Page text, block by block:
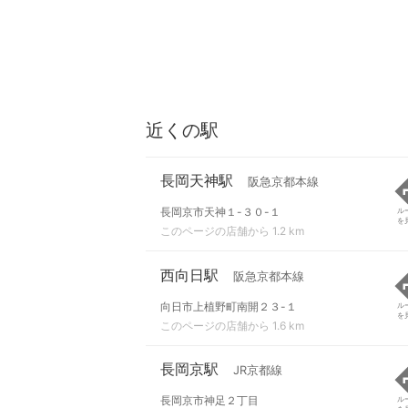
近くの駅
長岡天神駅 阪急京都本線
長岡京市天神１-３０-１
このページの店舗から 1.2 km
ル
を
西向日駅 阪急京都本線
向日市上植野町南開２３-１
このページの店舗から 1.6 km
ル
を
長岡京駅 JR京都線
長岡京市神足２丁目
ル